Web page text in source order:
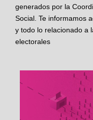
generados por la
Social. Te informamos
y todo lo relacionado a
electorales